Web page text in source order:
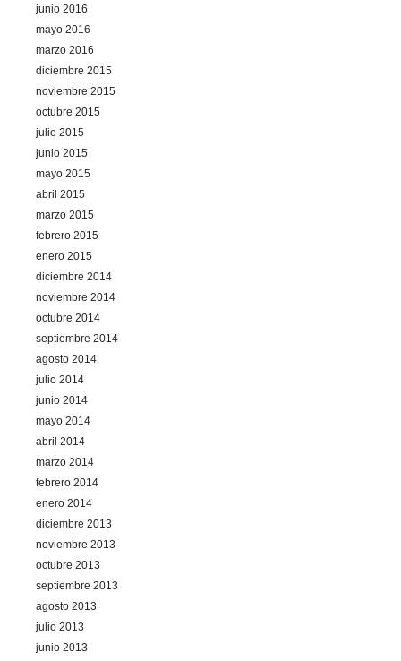
junio 2016
mayo 2016
marzo 2016
diciembre 2015
noviembre 2015
octubre 2015
julio 2015
junio 2015
mayo 2015
abril 2015
marzo 2015
febrero 2015
enero 2015
diciembre 2014
noviembre 2014
octubre 2014
septiembre 2014
agosto 2014
julio 2014
junio 2014
mayo 2014
abril 2014
marzo 2014
febrero 2014
enero 2014
diciembre 2013
noviembre 2013
octubre 2013
septiembre 2013
agosto 2013
julio 2013
junio 2013